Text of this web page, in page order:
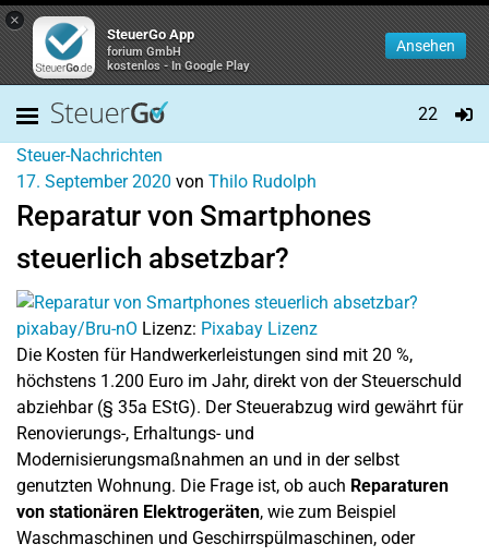
×
SteuerGo App
forium GmbH
kostenlos - In Google Play
Ansehen
22
Steuer-Nachrichten
17. September 2020 von Thilo Rudolph
Reparatur von Smartphones
steuerlich absetzbar?
pixabay/Bru-nO Lizenz: Pixabay Lizenz
Die Kosten für Handwerkerleistungen sind mit 20 %,
höchstens 1.200 Euro im Jahr, direkt von der Steuerschuld
abziehbar (§ 35a EStG). Der Steuerabzug wird gewährt für
Renovierungs-, Erhaltungs- und
Modernisierungsmaßnahmen an und in der selbst
genutzten Wohnung. Die Frage ist, ob auch Reparaturen
von stationären Elektrogeräten, wie zum Beispiel
Waschmaschinen und Geschirrspülmaschinen, oder